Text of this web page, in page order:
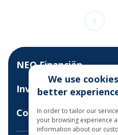
NEO Financiën
Investeren
Contact us
We use
better
In order to tailor our
your browsing experience
information about our